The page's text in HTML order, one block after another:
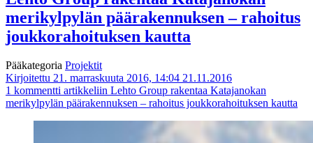
merikylpylän päärakennuksen – rahoitus
joukkorahoituksen kautta
Pääkategoria Projektit
Kirjoitettu 21. marraskuuta 2016, 14:04 21.11.2016
1 kommentti artikkeliin Lehto Group rakentaa Katajanokan
merikylpylän päärakennuksen – rahoitus joukkorahoituksen kautta